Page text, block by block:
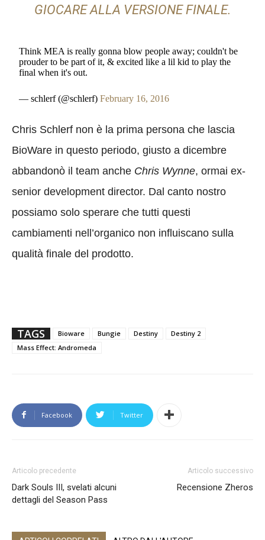
GIOCARE ALLA VERSIONE FINALE.
Think MEA is really gonna blow people away; couldn't be
prouder to be part of it, & excited like a lil kid to play the
final when it's out.
— schlerf (@schlerf)February 16, 2016
Chris Schlerf non è la prima persona che lascia
BioWare in questo periodo, giusto a dicembre
abbandonò il team anche Chris Wynne, ormai ex-
senior development director. Dal canto nostro
possiamo solo sperare che tutti questi
cambiamenti nell’organico non influiscano sulla
qualità finale del prodotto.
TAGS Bioware Bungie Destiny
Destiny 2
Mass Effect: Andromeda
Facebook Twitter
Articolo precedente
Dark Souls III, svelati alcuni
dettagli del Season Pass
Articolo successivo
Recensione Zheros